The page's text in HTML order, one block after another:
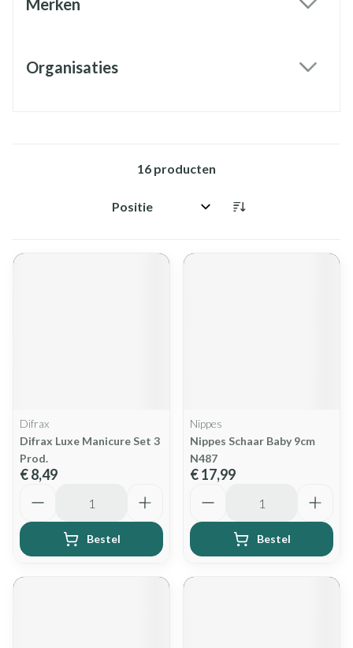
Merken
Organisaties
16 producten
Sorteer op:
Difrax
Difrax Luxe Manicure Set 3
Prod.
€ 8,49
Bestel
Nippes
Nippes Schaar Baby 9cm
N487
€ 17,99
Bestel